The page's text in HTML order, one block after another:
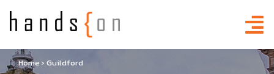
Home › Guildford